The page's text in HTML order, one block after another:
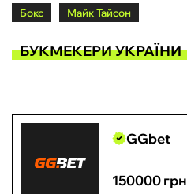
Бокс Майк Тайсон
БУКМЕКЕРИ УКРАЇНИ
GGbet
150000 грн